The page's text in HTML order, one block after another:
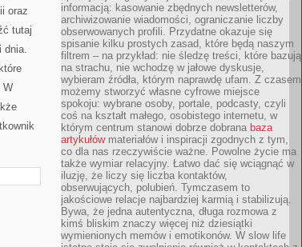
oraz
tutaj
dnia.
W
informacją: kasowanie zbędnych newsletterów,
archiwizowanie wiadomości, ograniczanie liczby
obserwowanych profili. Przydatne okazuje się
spisanie kilku prostych zasad, które będą naszym
filtrem – na przykład: nie śledzę treści, które bazują
na strachu, nie wchodzę w jałowe dyskusje,
wybieram źródła, którym naprawdę ufam. Z czasem
możemy stworzyć własne cyfrowe miejsce
spokoju: wybrane osoby, portale, podcasty, czyli
coś na kształt małego, osobistego internetu, w
którym centrum stanowi dobrze dobrana baza
artykułówmateriałów i inspiracji zgodnych z tym,
co dla nas rzeczywiście ważne. Powolne życie ma
także wymiar relacyjny. Łatwo dać się wciągnąć w
iluzję, że liczy się liczba kontaktów,
obserwujących, polubień. Tymczasem to
jakościowe relacje najbardziej karmią i stabilizują.
Bywa, że jedna autentyczna, długa rozmowa z
kimś bliskim znaczy więcej niż dziesiątki
wymienionych memów i emotikonów. W slow life